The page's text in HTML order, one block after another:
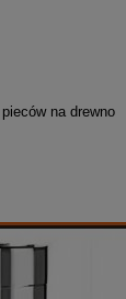
na drewno